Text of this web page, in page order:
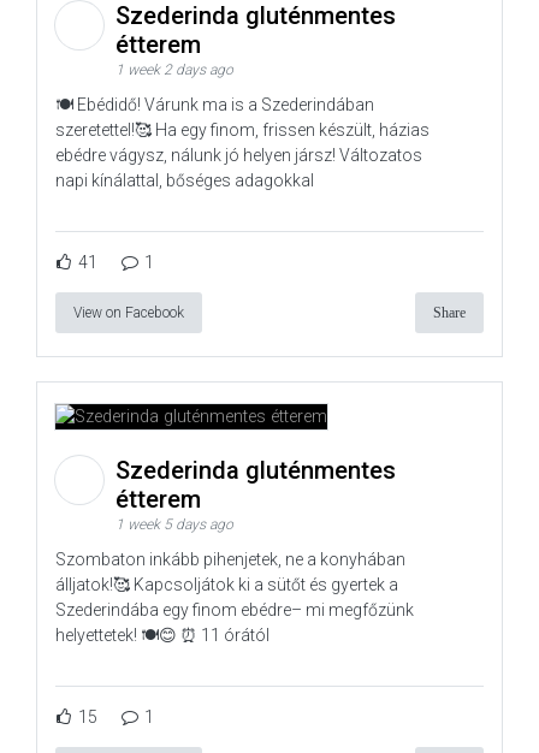
Szederinda gluténmentes
étterem
1 week 2 days ago
🍽️ Ebédidő! Várunk ma is a Szederindában
szeretettel!🥰 Ha egy finom, frissen készült, házias
ebédre vágysz, nálunk jó helyen jársz! Változatos
napi kínálattal, bőséges adagokkal
41 1
View on Facebook Share
Szederinda gluténmentes
étterem
1 week 5 days ago
Szombaton inkább pihenjetek, ne a konyhában
álljatok!🥰 Kapcsoljátok ki a sütőt és gyertek a
Szederindába egy finom ebédre– mi megfőzünk
helyettetek! 🍽️😊 ⏰ 11 órától
15 1